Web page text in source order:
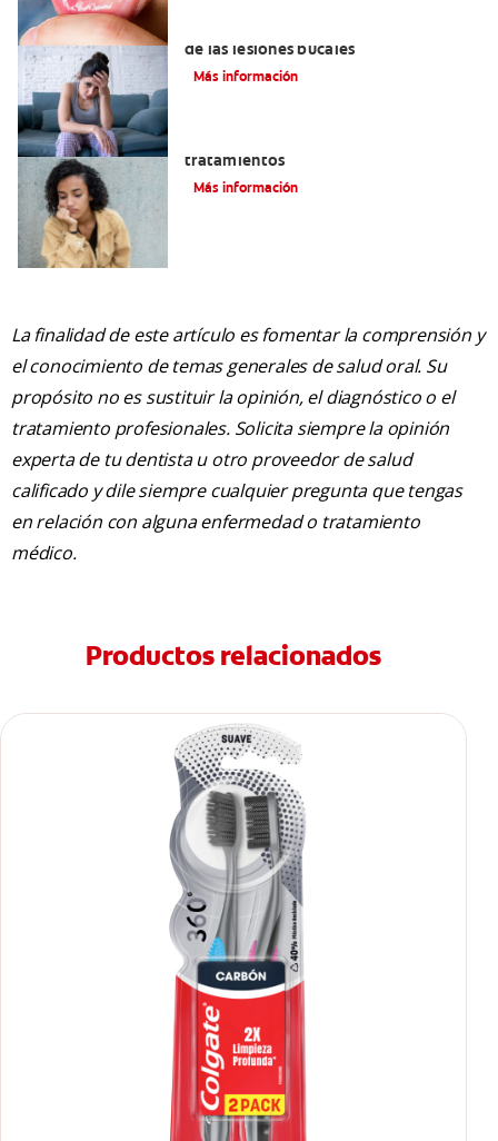
de las lesiones bucales
Más información
tratamientos
Más información
La finalidad de este artículo es fomentar la comprensión y
el conocimiento de temas generales de salud oral. Su
propósito no es sustituir la opinión, el diagnóstico o el
tratamiento profesionales. Solicita siempre la opinión
experta de tu dentista u otro proveedor de salud
calificado y dile siempre cualquier pregunta que tengas
en relación con alguna enfermedad o tratamiento
médico.
Productos relacionados